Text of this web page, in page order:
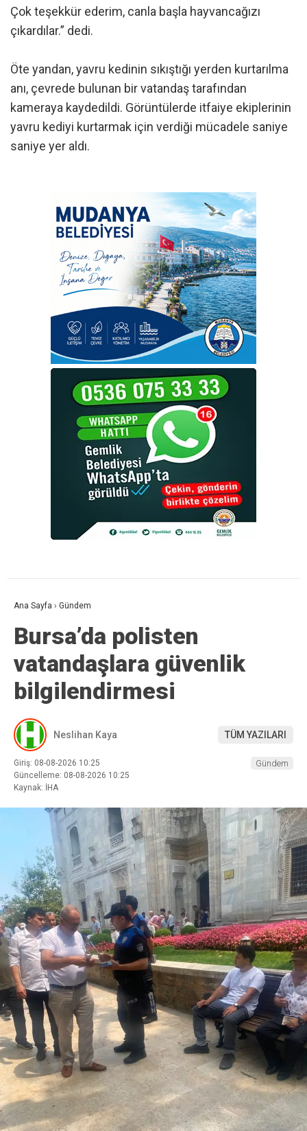
Çok teşekkür ederim, canla başla hayvancağızı
çıkardılar.” dedi.
Öte yandan, yavru kedinin sıkıştığı yerden kurtarılma
anı, çevrede bulunan bir vatandaş tarafından
kameraya kaydedildi. Görüntülerde itfaiye ekiplerinin
yavru kediyi kurtarmak için verdiği mücadele saniye
saniye yer aldı.
Ana Sayfa › Gündem
Bursa’da polisten
vatandaşlara güvenlik
bilgilendirmesi
Neslihan Kaya TÜM YAZILARI
Giriş: 08-08-2026 10:25
Güncelleme: 08-08-2026 10:25
Kaynak: İHA
Gündem